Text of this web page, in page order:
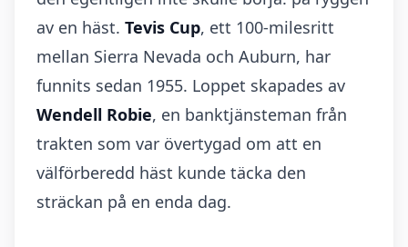
av en häst. Tevis Cup, ett 100-milesritt
mellan Sierra Nevada och Auburn, har
funnits sedan 1955. Loppet skapades av
Wendell Robie, en banktjänsteman från
trakten som var övertygad om att en
välförberedd häst kunde täcka den
sträckan på en enda dag.